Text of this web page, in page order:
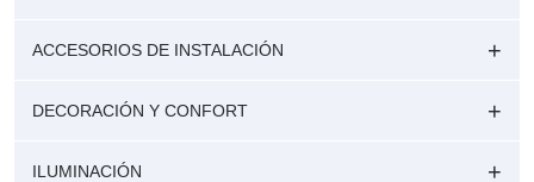
ACCESORIOS DE INSTALACIÓN
DECORACIÓN Y CONFORT
ILUMINACIÓN